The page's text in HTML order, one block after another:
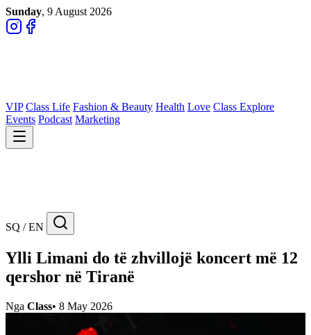
Sunday, 9 August 2026
VIP Class Life Fashion & Beauty Health Love Class Explore
Events Podcast Marketing
SQ / EN
Ylli Limani do të zhvillojë koncert më 12
qershor në Tiranë
Nga Class• 8 May 2026